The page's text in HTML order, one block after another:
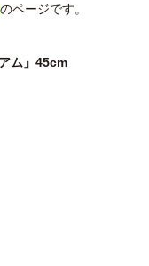
のページです。
ム」45cm